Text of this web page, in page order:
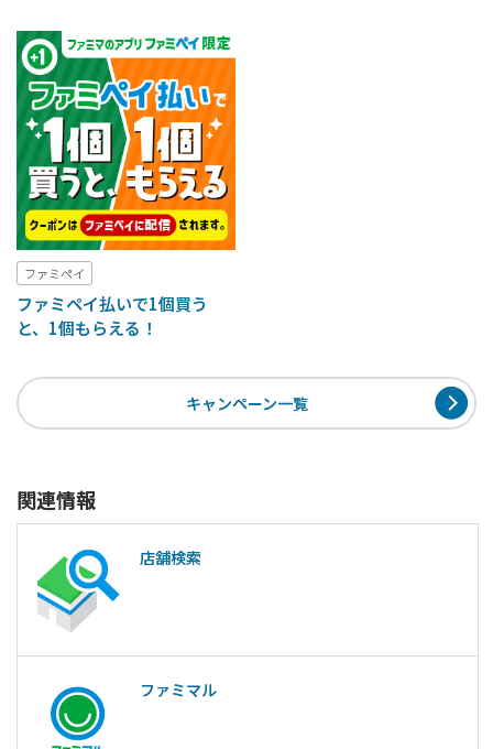
ファミペイ
ファミペイ払いで1個買う
と、1個もらえる！
キャンペーン一覧
関連情報
店舗検索
ファミマル